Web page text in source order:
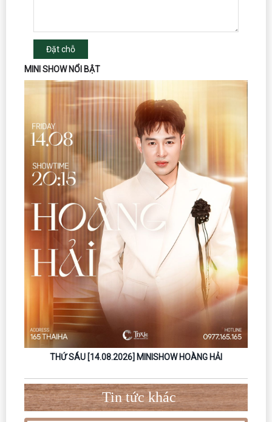
Đặt chỗ
MINI SHOW NỔI BẬT
THỨ SÁU [18.09.2026] – MINISHOW NGUYỄN ĐÌNH TUẤN
Tin tức khác